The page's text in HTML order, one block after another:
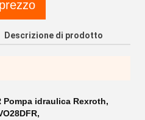
Descrizione di prodotto
Pompa idraulica Rexroth,
,